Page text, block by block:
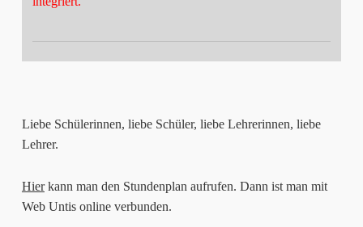
Liebe Schülerinnen, liebe Schüler, liebe Lehrerinnen, liebe
Lehrer.
Hierkann man den Stundenplan aufrufen. Dann ist man mit
Web Untis online verbunden.